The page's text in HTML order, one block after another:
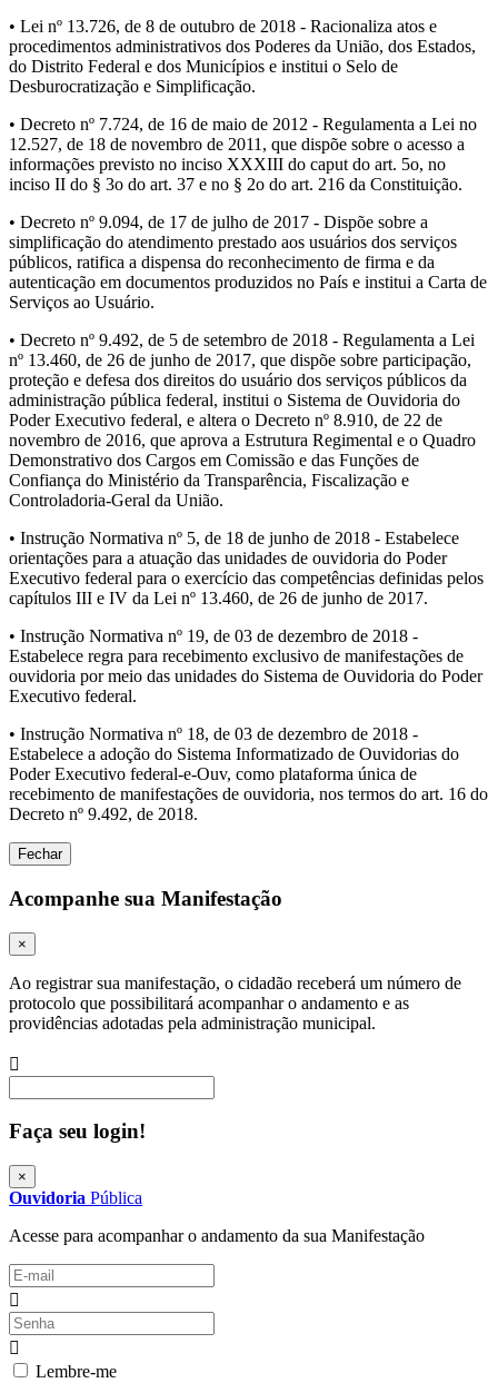
• Lei nº 13.726, de 8 de outubro de 2018 - Racionaliza atos e
procedimentos administrativos dos Poderes da União, dos Estados,
do Distrito Federal e dos Municípios e institui o Selo de
Desburocratização e Simplificação.
• Decreto nº 7.724, de 16 de maio de 2012 - Regulamenta a Lei no
12.527, de 18 de novembro de 2011, que dispõe sobre o acesso a
informações previsto no inciso XXXIII do caput do art. 5o, no
inciso II do § 3o do art. 37 e no § 2o do art. 216 da Constituição.
• Decreto nº 9.094, de 17 de julho de 2017 - Dispõe sobre a
simplificação do atendimento prestado aos usuários dos serviços
públicos, ratifica a dispensa do reconhecimento de firma e da
autenticação em documentos produzidos no País e institui a Carta de
Serviços ao Usuário.
• Decreto nº 9.492, de 5 de setembro de 2018 - Regulamenta a Lei
nº 13.460, de 26 de junho de 2017, que dispõe sobre participação,
proteção e defesa dos direitos do usuário dos serviços públicos da
administração pública federal, institui o Sistema de Ouvidoria do
Poder Executivo federal, e altera o Decreto nº 8.910, de 22 de
novembro de 2016, que aprova a Estrutura Regimental e o Quadro
Demonstrativo dos Cargos em Comissão e das Funções de
Confiança do Ministério da Transparência, Fiscalização e
Controladoria-Geral da União.
• Instrução Normativa nº 5, de 18 de junho de 2018 - Estabelece
orientações para a atuação das unidades de ouvidoria do Poder
Executivo federal para o exercício das competências definidas pelos
capítulos III e IV da Lei nº 13.460, de 26 de junho de 2017.
• Instrução Normativa nº 19, de 03 de dezembro de 2018 -
Estabelece regra para recebimento exclusivo de manifestações de
ouvidoria por meio das unidades do Sistema de Ouvidoria do Poder
Executivo federal.
• Instrução Normativa nº 18, de 03 de dezembro de 2018 -
Estabelece a adoção do Sistema Informatizado de Ouvidorias do
Poder Executivo federal-e-Ouv, como plataforma única de
recebimento de manifestações de ouvidoria, nos termos do art. 16 do
Decreto nº 9.492, de 2018.
Fechar
Acompanhe sua Manifestação
×
Ao registrar sua manifestação, o cidadão receberá um número de
protocolo que possibilitará acompanhar o andamento e as
providências adotadas pela administração municipal.
Faça seu login!
×
Ouvidoria Pública
Acesse para acompanhar o andamento da sua Manifestação
Lembre-me